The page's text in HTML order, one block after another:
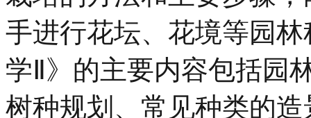
手进行花坛、花境等园
学Ⅱ》的主要内容包括园
树种规划、常见种类的